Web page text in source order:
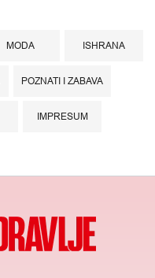
MODA ISHRANA
POZNATI I ZABAVA
IMPRESUM